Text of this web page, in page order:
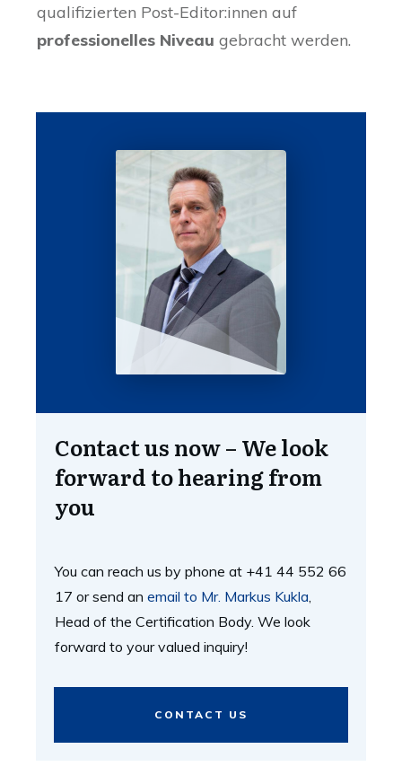
qualifizierten Post-Editor:innen auf
professionelles Niveau gebracht werden.
Contact us now – We look
forward to hearing from
you
You can reach us by phone at +41 44 552 66
17 or send an email to Mr. Markus Kukla
Head of the Certification Body. We look
forward to your valued inquiry!
CONTACT US